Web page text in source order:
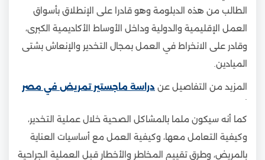
الطالب من هذه الدبلومة وهو قادرا على الإنطلاق بأسواق
العمل الإقليمية والدولية وداخل الأوساط الأكاديمية الكبرى،
وقادر على الانخراط في العمل بمجال التخدير والإنعاش بشتى
الميادين.
المزيد من التفاصيل عن دراسة ماجستير تمريض في مصر
كما أنه سيكون ملما بالمشاكل الصحية خلال عملية التخدير،
وكيفية التعامل معها، وكيفية العمل مع أساسيات العناية
بالمريض، وطرق تقييم المخاطر والأخطار قبل العملية الجراحية